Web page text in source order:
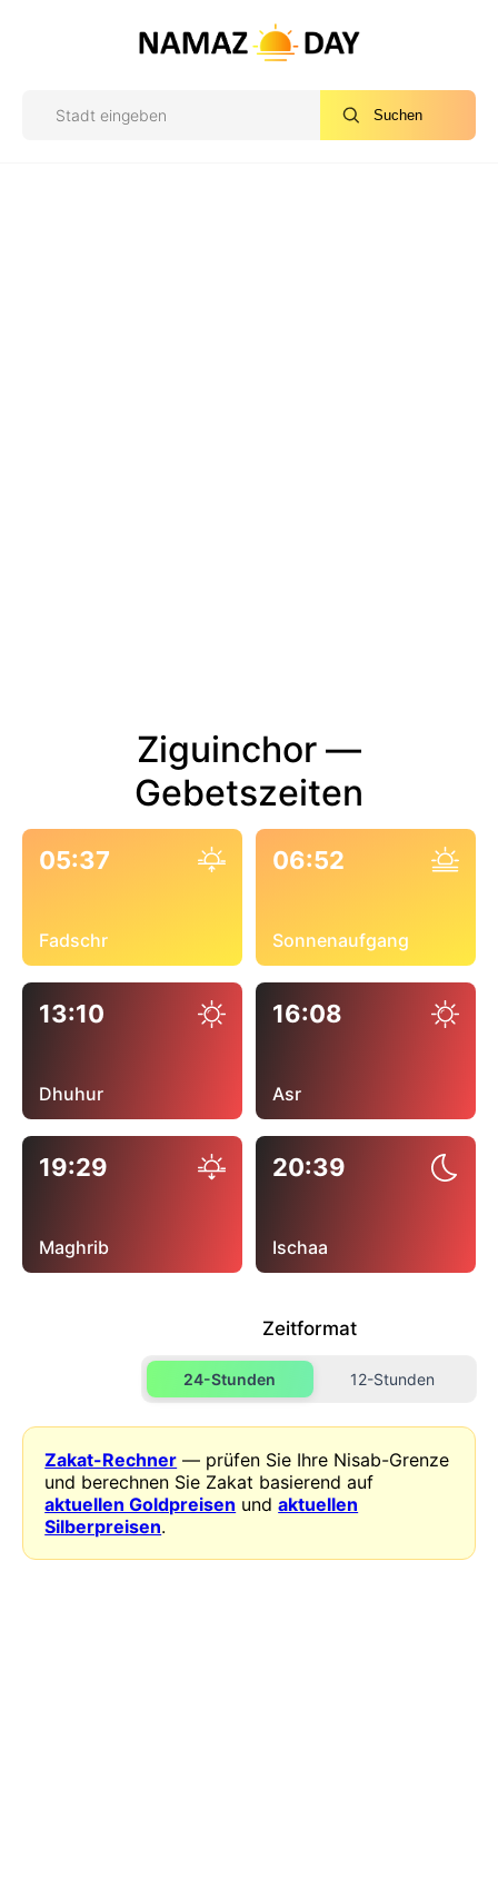
Suchen
Ziguinchor —
Gebetszeiten
05:37
Fadschr
06:52
Sonnenaufgang
13:10
Dhuhur
16:08
Asr
19:29
Maghrib
20:39
Ischaa
Zeitformat
24-Stunden 12-Stunden
Zakat-Rechner — prüfen Sie Ihre Nisab-Grenze
und berechnen Sie Zakat basierend auf
aktuellen Goldpreisen undaktuellen
Silberpreisen.